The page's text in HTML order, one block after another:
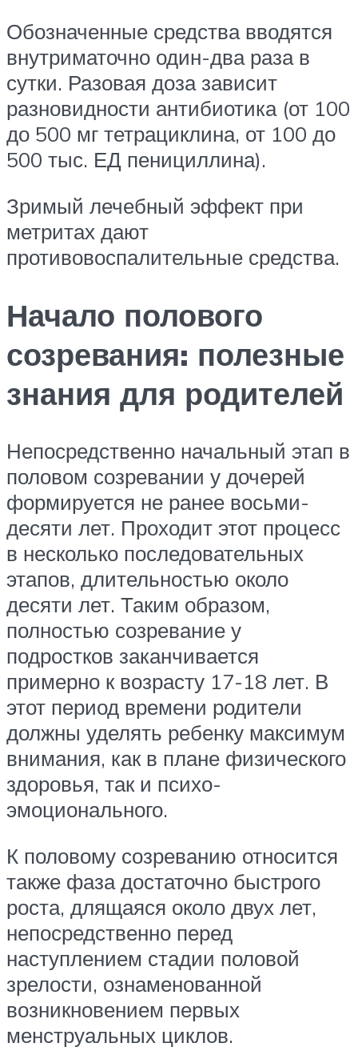
Обозначенные средства вводятся
внутриматочно один-два раза в
сутки. Разовая доза зависит
разновидности антибиотика (от 100
до 500 мг тетрациклина, от 100 до
500 тыс. ЕД пенициллина).
Зримый лечебный эффект при
метритах дают
противовоспалительные средства.
Начало полового
созревания: полезные
знания для родителей
Непосредственно начальный этап в
половом созревании у дочерей
формируется не ранее восьми-
десяти лет. Проходит этот процесс
в несколько последовательных
этапов, длительностью около
десяти лет. Таким образом,
полностью созревание у
подростков заканчивается
примерно к возрасту 17-18 лет. В
этот период времени родители
должны уделять ребенку максимум
внимания, как в плане физического
здоровья, так и психо-
эмоционального.
К половому созреванию относится
также фаза достаточно быстрого
роста, длящаяся около двух лет,
непосредственно перед
наступлением стадии половой
зрелости, ознаменованной
возникновением первых
менструальных циклов.